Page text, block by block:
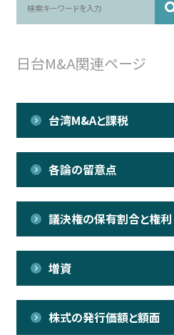
日台M&A関連ページ
台湾M&Aと課税
各論の留意点
議決権の保有割合と権利
増資
株式の発行価額と額面